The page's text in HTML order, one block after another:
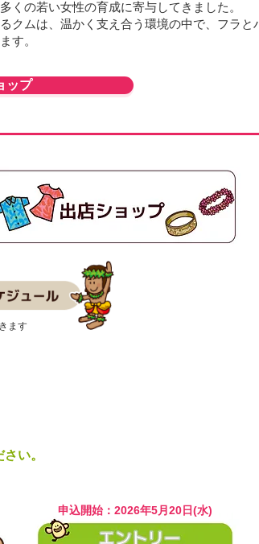
くの若い女性の育成に寄与してきました。
クムは、温かく支え合う環境の中で、フラと
す。
ップ
ます
い。
申込開始：2026年5月20日(水)